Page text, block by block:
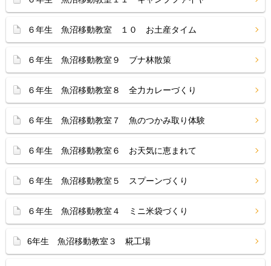
６年生 魚沼移動教室 １０ お土産タイム
６年生 魚沼移動教室９ ブナ林散策
６年生 魚沼移動教室８ 全力カレーづくり
６年生 魚沼移動教室７ 魚のつかみ取り体験
６年生 魚沼移動教室６ お天気に恵まれて
６年生 魚沼移動教室５ スプーンづくり
６年生 魚沼移動教室４ ミニ米袋づくり
6年生 魚沼移動教室３ 糀工場